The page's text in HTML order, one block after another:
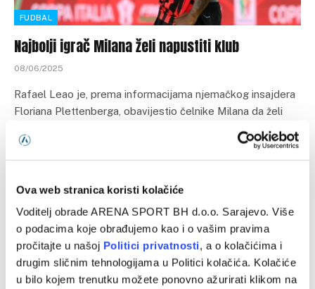
Ova web stranica koristi kolačiće
Voditelj obrade ARENA SPORT BH d.o.o. Sarajevo. Više
o podacima koje obrađujemo kao i o vašim pravima
pročitajte u našoj Politici privatnosti, a o kolačićima i
drugim sličnim tehnologijama u Politici kolačića. Kolačiće
u bilo kojem trenutku možete ponovno ažurirati klikom na
FUDBAL
Najbolji igrač Milana želi napustiti klub
08/06/2025
Rafael Leao je, prema informacijama njemačkog insajdera
Floriana Plettenberga, obavijestio čelnike Milana da želi
Programska šema